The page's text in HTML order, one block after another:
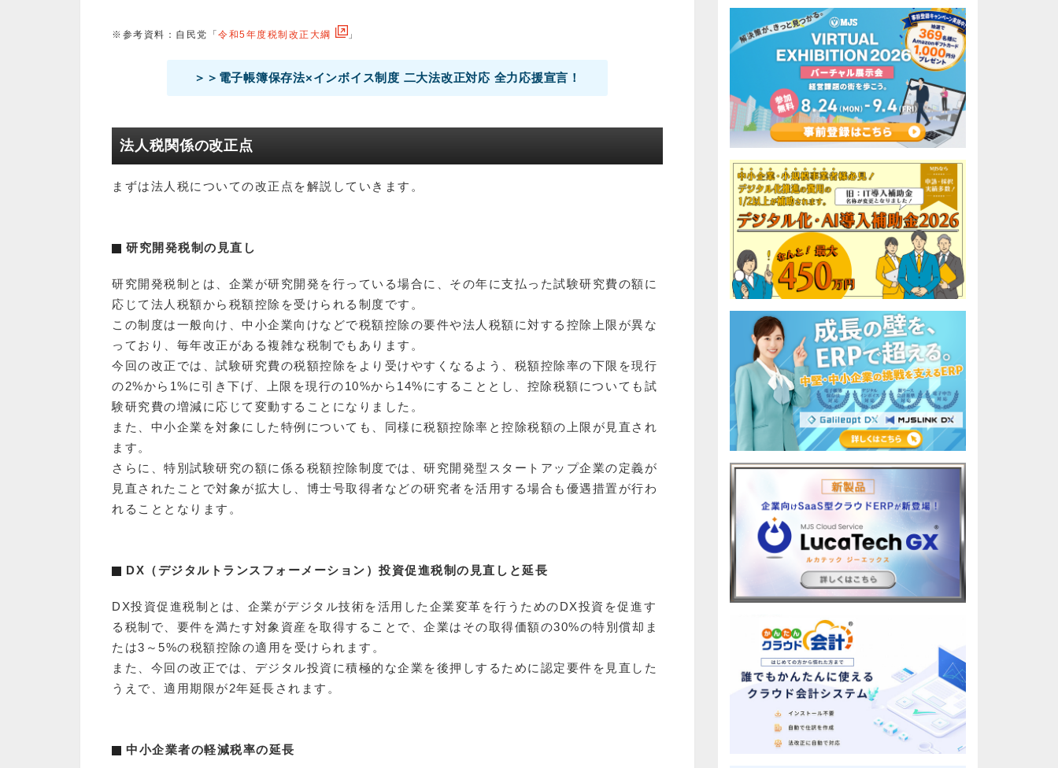
※参考資料：自民党「令和5年度税制改正大綱 」
＞＞電子帳簿保存法×インボイス制度 二大法改正対応 全力応援宣言！
法人税関係の改正点
まずは法人税についての改正点を解説していきます。
研究開発税制の見直し
研究開発税制とは、企業が研究開発を行っている場合に、その年に支払った試験研究費の額に
応じて法人税額から税額控除を受けられる制度です。
この制度は一般向け、中小企業向けなどで税額控除の要件や法人税額に対する控除上限が異な
っており、毎年改正がある複雑な税制でもあります。
今回の改正では、試験研究費の税額控除をより受けやすくなるよう、税額控除率の下限を現行
の2%から1%に引き下げ、上限を現行の10%から14%にすることとし、控除税額についても試
験研究費の増減に応じて変動することになりました。
また、中小企業を対象にした特例についても、同様に税額控除率と控除税額の上限が見直され
ます。
さらに、特別試験研究の額に係る税額控除制度では、研究開発型スタートアップ企業の定義が
見直されたことで対象が拡大し、博士号取得者などの研究者を活用する場合も優遇措置が行わ
れることとなります。
DX（デジタルトランスフォーメーション）投資促進税制の見直しと延長
DX投資促進税制とは、企業がデジタル技術を活用した企業変革を行うためのDX投資を促進す
る税制で、要件を満たす対象資産を取得することで、企業はその取得価額の30%の特別償却ま
たは3～5%の税額控除の適用を受けられます。
また、今回の改正では、デジタル投資に積極的な企業を後押しするために認定要件を見直した
うえで、適用期限が2年延長されます。
中小企業者の軽減税率の延長